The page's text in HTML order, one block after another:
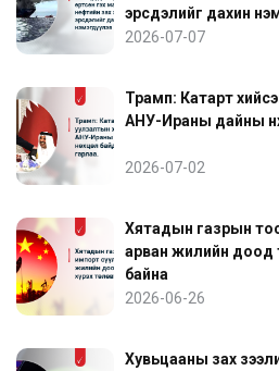
эрсдэлийг дахин
2026-07-07
Трамп: Катарт
АНУ-Ираны дайны
2026-07-02
Хятадын газрын
арван жилийн доод
байна
2026-06-26
Хувьцааны зах